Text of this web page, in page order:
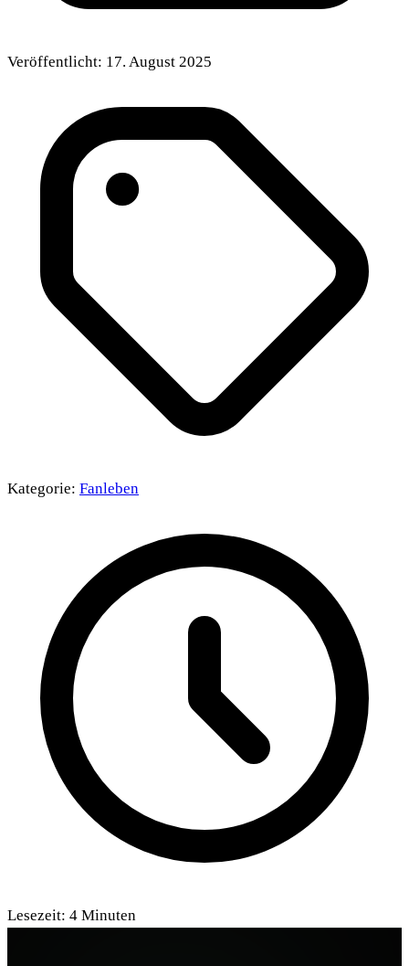
Veröffentlicht: 17. August 2025
Kategorie: Fanleben
Lesezeit: 4 Minuten